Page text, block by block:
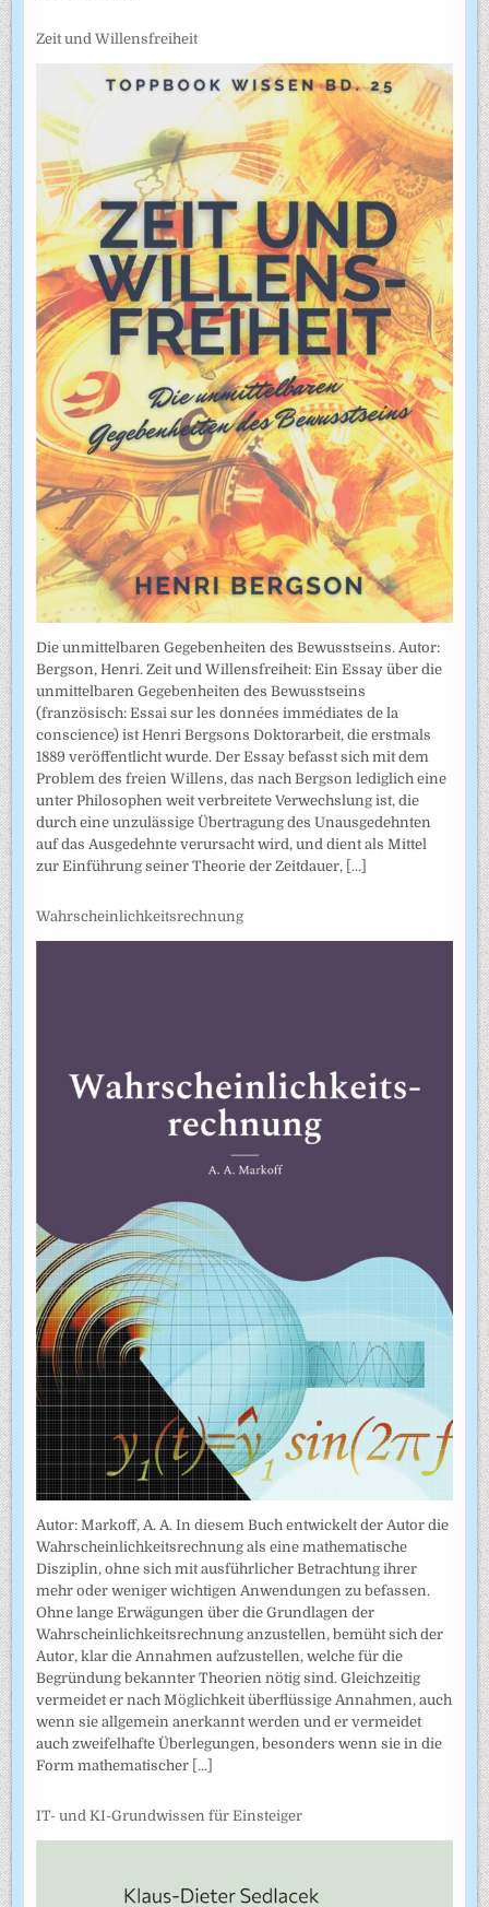
Zeit und Willensfreiheit
Die unmittelbaren Gegebenheiten des Bewusstseins. Autor:
Bergson, Henri. Zeit und Willensfreiheit: Ein Essay über die
unmittelbaren Gegebenheiten des Bewusstseins
(französisch: Essai sur les données immédiates de la
conscience) ist Henri Bergsons Doktorarbeit, die erstmals
1889 veröffentlicht wurde. Der Essay befasst sich mit dem
Problem des freien Willens, das nach Bergson lediglich eine
unter Philosophen weit verbreitete Verwechslung ist, die
durch eine unzulässige Übertragung des Unausgedehnten
auf das Ausgedehnte verursacht wird, und dient als Mittel
zur Einführung seiner Theorie der Zeitdauer, [...]
Wahrscheinlichkeitsrechnung
Autor: Markoff, A. A. In diesem Buch entwickelt der Autor die
Wahrscheinlichkeitsrechnung als eine mathematische
Disziplin, ohne sich mit ausführlicher Betrachtung ihrer
mehr oder weniger wichtigen Anwendungen zu befassen.
Ohne lange Erwägungen über die Grundlagen der
Wahrscheinlich­keitsrechnung anzustellen, bemüht sich der
Autor, klar die Annahmen auf­zustellen, welche für die
Begründung bekannter Theorien nötig sind. Gleichzeitig
vermeidet er nach Möglichkeit überflüssige Annahmen, auch
wenn sie allgemein anerkannt werden und er vermeidet
auch zweifel­hafte Überlegungen, besonders wenn sie in die
Form mathematischer [...]
IT- und KI-Grundwissen für Einsteiger